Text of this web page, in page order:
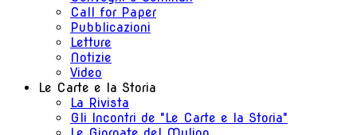
Call for Paper
Pubblicazioni
Letture
Notizie
Video
Le Carte e la Storia
La Rivista
Gli Incontri de "Le Carte e la Storia"